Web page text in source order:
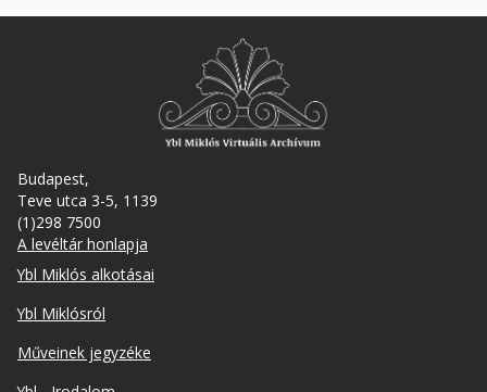
Budapest,
Teve utca 3-5, 1139
(1)298 7500
A levéltár honlapja
Footer
Ybl Miklós alkotásai
Ybl Miklósról
Műveinek jegyzéke